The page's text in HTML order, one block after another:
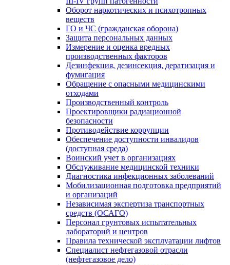
Оборот наркотических и психотропных
веществ
ГО и ЧС (гражданская оборона)
Защита персональных данных
Измерение и оценка вредных
производственных факторов
Дезинфекция, дезинсекция, дератизация и
фумигация
Обращение с опасными медицинскими
отходами
Производственный контроль
Проектировщики радиационной
безопасности
Противодействие коррупции
Обеспечение доступности инвалидов
(доступная среда)
Воинский учет в организациях
Обслуживание медицинской техники
Диагностика инфекционных заболеваний
Мобилизационная подготовка предприятий
и организаций
Независимая экспертиза транспортных
средств (ОСАГО)
Персонал грунтовых испытательных
лабораторий и центров
Правила технической эксплуатации лифтов
Специалист нефтегазовой отрасли
(нефтегазовое дело)